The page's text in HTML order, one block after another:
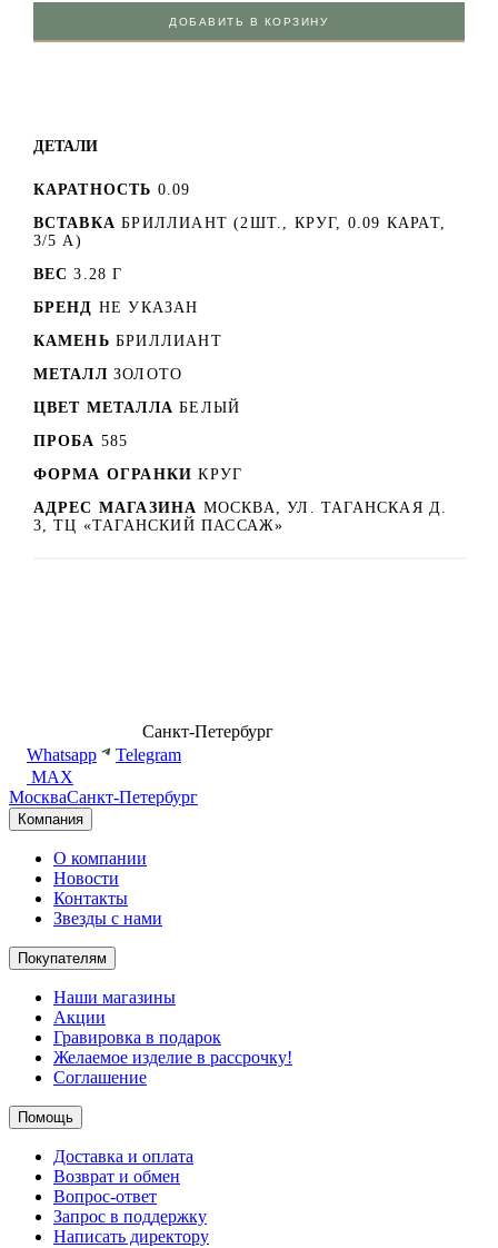
ДОБАВИТЬ В КОРЗИНУ
ДЕТАЛИ
КАРАТНОСТЬ 0.09
ВСТАВКА БРИЛЛИАНТ (2ШТ., КРУГ, 0.09 КАРАТ,
3/5 А)
ВЕС 3.28 Г
БРЕНД НЕ УКАЗАН
КАМЕНЬ БРИЛЛИАНТ
МЕТАЛЛ ЗОЛОТО
ЦВЕТ МЕТАЛЛА БЕЛЫЙ
ПРОБА 585
ФОРМА ОГРАНКИ КРУГ
АДРЕС МАГАЗИНА МОСКВА, УЛ. ТАГАНСКАЯ Д.
3, ТЦ «ТАГАНСКИЙ ПАССАЖ»
Санкт-Петербург
Whatsapp
Telegram
MAX
МоскваСанкт-Петербург
Компания
О компании
Новости
Контакты
Звезды с нами
Покупателям
Наши магазины
Акции
Гравировка в подарок
Желаемое изделие в рассрочку!
Соглашение
Помощь
Доставка и оплата
Возврат и обмен
Вопрос-ответ
Запрос в поддержку
Написать директору